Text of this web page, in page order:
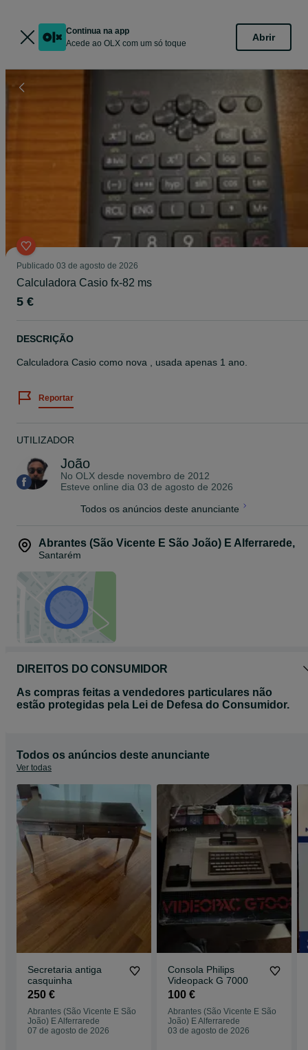
Continua na app
Acede ao OLX com um só toque
Abrir
Publicado 03 de agosto de 2026
Calculadora Casio fx-82 ms
5 €
DESCRIÇÃO
Calculadora Casio como nova , usada apenas 1 ano.
Reportar
UTILIZADOR
João
No OLX desde novembro de 2012
Esteve online dia 03 de agosto de 2026
Todos os anúncios deste anunciante
Abrantes (São Vicente E São João) E Alferrarede,
Santarém
DIREITOS DO CONSUMIDOR
As compras feitas a vendedores particulares não
estão protegidas pela Lei de Defesa do Consumidor.
Todos os anúncios deste anunciante
Ver todas
Secretaria antiga
casquinha
250 €
Abrantes (São Vicente E São
João) E Alferrarede
07 de agosto de 2026
Consola Philips
Videopack G 7000
100 €
Abrantes (São Vicente E São
João) E Alferrarede
03 de agosto de 2026